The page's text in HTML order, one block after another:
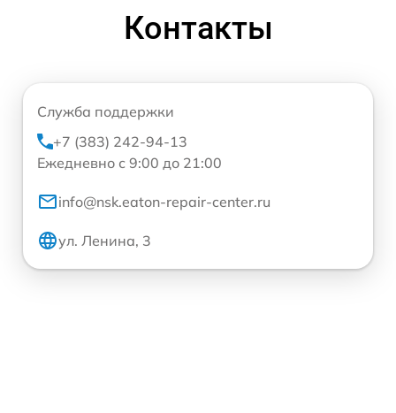
Контакты
Служба поддержки
+7 (383) 242-94-13
Ежедневно с 9:00 до 21:00
info@nsk.eaton-repair-center.ru
ул. Ленина, 3